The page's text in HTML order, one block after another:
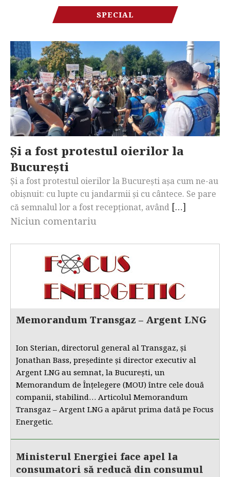
SPECIAL
Și a fost protestul oierilor la
București
Și a fost protestul oierilor la București așa cum ne-au
obișnuit: cu lupte cu jandarmii și cu cântece. Se pare
că semnalul lor a fost recepționat, având […]
Niciun comentariu
Memorandum Transgaz – Argent LNG
Ion Sterian, directorul general al Transgaz, și
Jonathan Bass, președinte și director executiv al
Argent LNG au semnat, la București, un
Memorandum de Înțelegere (MOU) între cele două
companii, stabilind… Articolul Memorandum
Transgaz – Argent LNG a apărut prima dată pe Focus
Energetic.
Ministerul Energiei face apel la
consumatori să reducă din consumul